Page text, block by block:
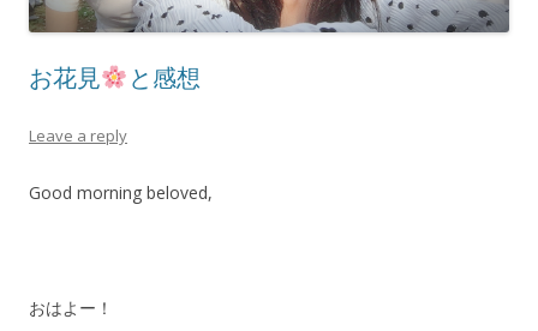
お花見 と感想
Leave a reply
Good morning beloved,
おはよー！